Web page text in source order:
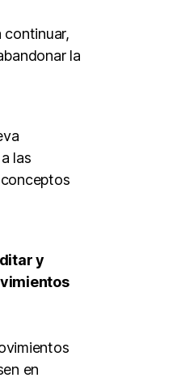
continuar,
la
las
y
en